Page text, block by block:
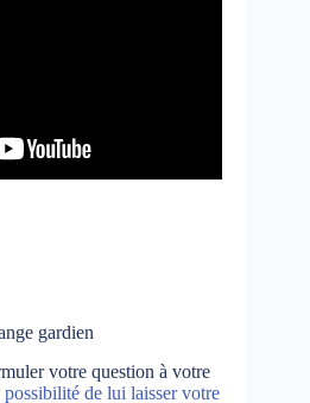
gardien
votre question à votre
possibilité de lui laisser votre